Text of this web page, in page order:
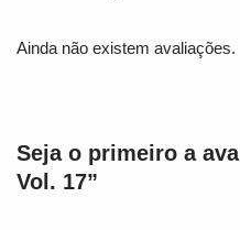
Ainda não existem avaliações.
Seja o primeiro a
Vol. 17”